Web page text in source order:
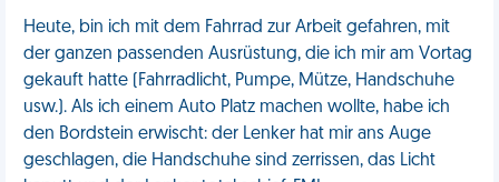
Heute, bin ich mit dem Fahrrad zur Arbeit gefahren, mit
der ganzen passenden Ausrüstung, die ich mir am Vortag
gekauft hatte (Fahrradlicht, Pumpe, Mütze, Handschuhe
usw.). Als ich einem Auto Platz machen wollte, habe ich
den Bordstein erwischt: der Lenker hat mir ans Auge
geschlagen, die Handschuhe sind zerrissen, das Licht